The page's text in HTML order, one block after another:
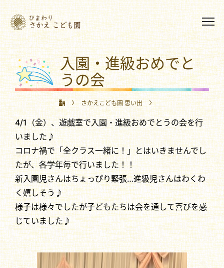
入園・進級おめでと
うの会
さかえこども園 思い出
入園・進級おめでとうの会
4/1（金）、遊戯室で入園・進級おめでとうの会を行
いました♪
コロナ禍で「全クラス一緒に！」とはいきませんでし
たが、各学年毎で行いました！！
新入園児さんはちょっぴり緊張…進級児さんはわくわ
く嬉しそう♪
様子は様々でしたが子どもたちは会を通して喜びを感
じていました♪